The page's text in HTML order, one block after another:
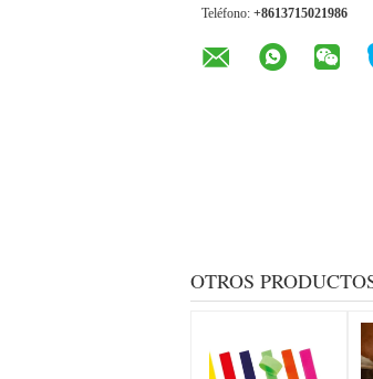
Teléfono: +8613715021986
OTROS